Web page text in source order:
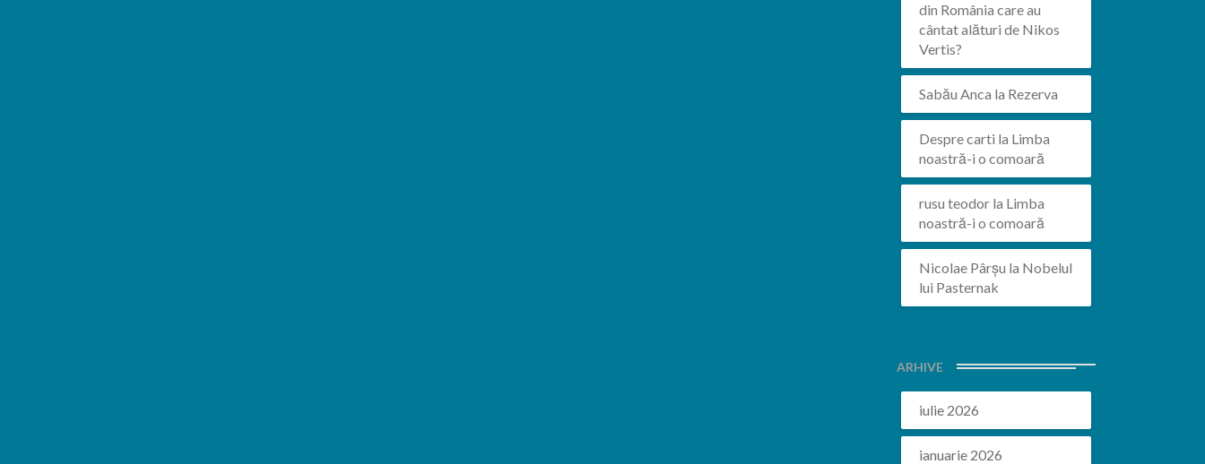
din România care au
cântat alături de Nikos
Vertis?
Sabău Anca la Rezerva
Despre carti la Limba
noastră-i o comoară
rusu teodorla Limba
noastră-i o comoară
Nicolae Pârșu la Nobelul
lui Pasternak
ARHIVE
iulie 2026
ianuarie 2026